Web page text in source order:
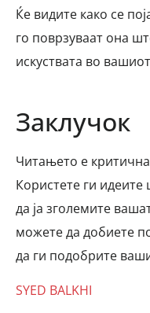
Ќе видите како се
го поврзуваат она
искуствата во
Заклучок
Читањето е критична
Користете ги
да ја зголемите
можете да добиете
да ги подобрите
SYED BALKHI